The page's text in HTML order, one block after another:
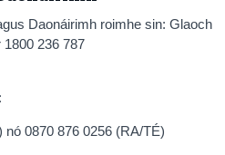
Daonáirimh roimhe sin: Glaoch
1800 236 787
nó 0870 876 0256 (RA/TÉ)